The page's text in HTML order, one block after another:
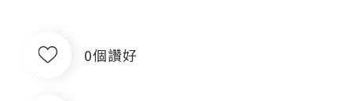
0個讚好